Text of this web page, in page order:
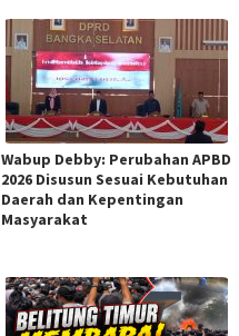
Wabup Debby: Perubahan APBD
2026 Disusun Sesuai Kebutuhan
Daerah dan Kepentingan
Masyarakat